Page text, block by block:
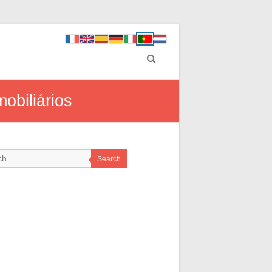
Search